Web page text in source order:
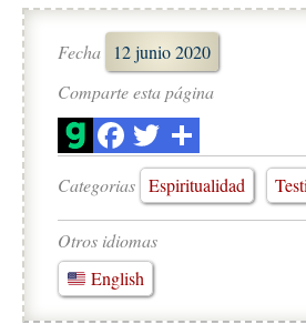
Fecha
12 junio 2020
Comparte esta página
Categorias Espiritualidad
Otros idiomas
English